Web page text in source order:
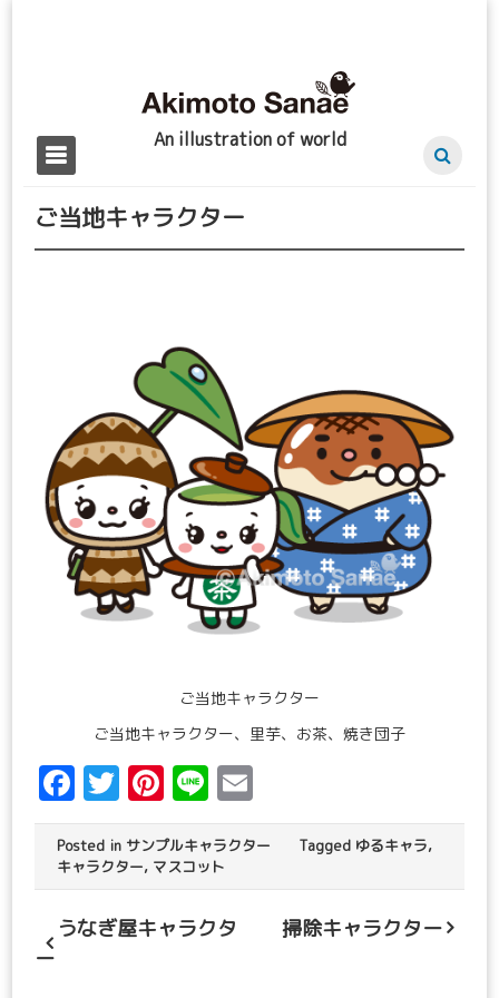
An illustration of world
ご当地キャラクター
ご当地キャラクター
ご当地キャラクター、里芋、お茶、焼き団子
Facebook
Twitter
Pinterest
Line
Posted in サンプルキャラクター Tagged ゆるキャラ,
キャラクター, マスコット
投
うなぎ屋キャラクタ
ー
掃除キャラクター